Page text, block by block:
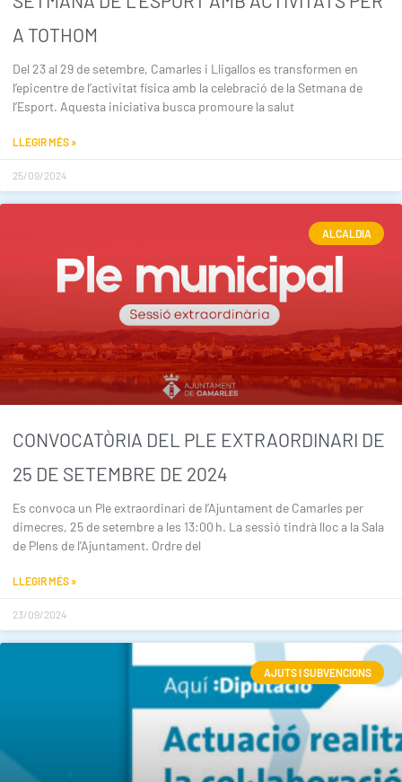
A TOTHOM
Del 23 al 29 de setembre, Camarles i Lligallos es transformen en
l’epicentre de l’activitat física amb la celebració de la Setmana de
l’Esport. Aquesta iniciativa busca promoure la salut
LLEGIR MÉS »
25/09/2024
ALCALDIA
CONVOCATÒRIA DEL PLE EXTRAORDINARI DE
25 DE SETEMBRE DE 2024
Es convoca un Ple extraordinari de l’Ajuntament de Camarles per
dimecres, 25 de setembre a les 13:00 h. La sessió tindrà lloc a la Sala
de Plens de l’Ajuntament. Ordre del
LLEGIR MÉS »
23/09/2024
AJUTS I SUBVENCIONS